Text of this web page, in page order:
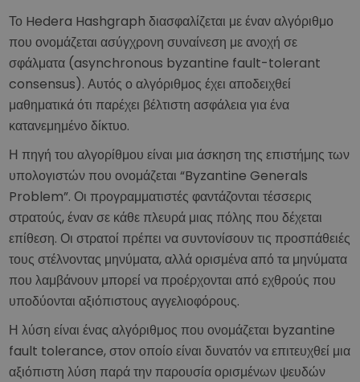
Το Hedera Hashgraph διασφαλίζεται με έναν αλγόριθμο
που ονομάζεται ασύγχρονη συναίνεση με ανοχή σε
σφάλματα (asynchronous byzantine fault-tolerant
consensus). Αυτός ο αλγόριθμος έχει αποδειχθεί
μαθηματικά ότι παρέχει βέλτιστη ασφάλεια για ένα
κατανεμημένο δίκτυο.
Η πηγή του αλγορίθμου είναι μια άσκηση της επιστήμης των
υπολογιστών που ονομάζεται “Byzantine Generals
Problem”. Οι προγραμματιστές φαντάζονται τέσσερις
στρατούς, έναν σε κάθε πλευρά μιας πόλης που δέχεται
επίθεση. Οι στρατοί πρέπει να συντονίσουν τις προσπάθειές
τους στέλνοντας μηνύματα, αλλά ορισμένα από τα μηνύματα
που λαμβάνουν μπορεί να προέρχονται από εχθρούς που
υποδύονται αξιόπιστους αγγελιοφόρους.
Η λύση είναι ένας αλγόριθμος που ονομάζεται byzantine
fault tolerance, στον οποίο είναι δυνατόν να επιτευχθεί μια
αξιόπιστη λύση παρά την παρουσία ορισμένων ψευδών